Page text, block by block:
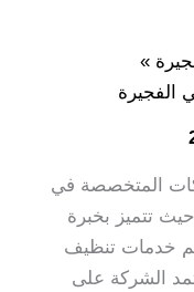
الفجيرة
المتخصصة في
تتميز بخبرة
خدمات تنظيف
الشركة على